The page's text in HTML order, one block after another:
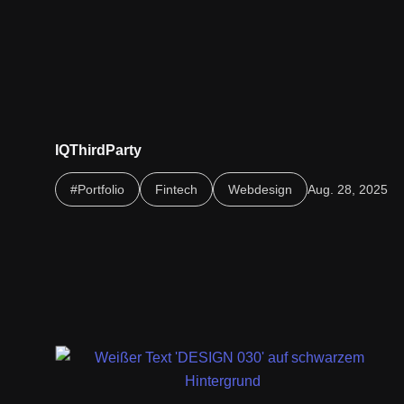
IQThirdParty
Optimierung von Drittparteienmanagement und
Compliance durch eine klare und strukturierte
Webpräsenz.
#Portfolio Fintech Webdesign Aug. 28, 2025